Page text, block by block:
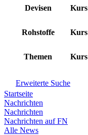
Devisen Kurs
Rohstoffe Kurs
Themen Kurs
Erweiterte Suche
Startseite
Nachrichten
Nachrichten
Nachrichten auf FN
Alle News